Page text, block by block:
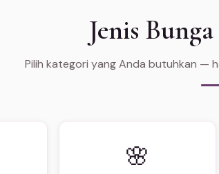
Jenis
Pilih kategori yang Anda butuhkan —
🌸